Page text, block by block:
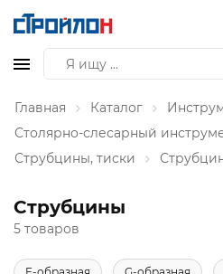
Главная Каталог
Столярно-слесарный
Струбцины, тиски
Струбцины
5 товаров